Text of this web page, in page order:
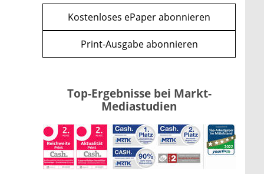
WEITERE ARTIKEL
zurückweiter
Kostenloses ePaper abonnieren
Print-Ausgabe abonnieren
Top-Ergebnisse bei Markt-
Mediastudien